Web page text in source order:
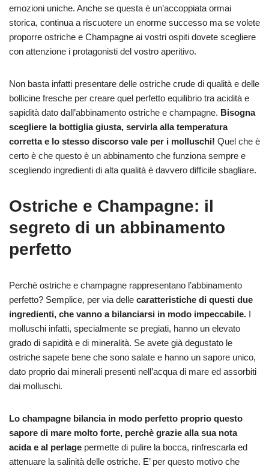
emozioni uniche. Anche se questa è un’accoppiata ormai
storica, continua a riscuotere un enorme successo ma se volete
proporre ostriche e Champagne ai vostri ospiti dovete scegliere
con attenzione i protagonisti del vostro aperitivo.
Non basta infatti presentare delle ostriche crude di qualità e delle
bollicine fresche per creare quel perfetto equilibrio tra acidità e
sapidità dato dall’abbinamento ostriche e champagne. Bisogna
scegliere la bottiglia giusta, servirla alla temperatura
corretta e lo stesso discorso vale per i molluschi! Quel che è
certo è che questo è un abbinamento che funziona sempre e
scegliendo ingredienti di alta qualità è davvero difficile sbagliare.
Ostriche e Champagne: il
segreto di un abbinamento
perfetto
Perchè ostriche e champagne rappresentano l’abbinamento
perfetto? Semplice, per via delle caratteristiche di questi due
ingredienti, che vanno a bilanciarsi in modo impeccabile. I
molluschi infatti, specialmente se pregiati, hanno un elevato
grado di sapidità e di mineralità. Se avete già degustato le
ostriche sapete bene che sono salate e hanno un sapore unico,
dato proprio dai minerali presenti nell’acqua di mare ed assorbiti
dai molluschi.
Lo champagne bilancia in modo perfetto proprio questo
sapore di mare molto forte, perchè grazie alla sua nota
acida e al perlage permette di pulire la bocca, rinfrescarla ed
attenuare la salinità delle ostriche. E’ per questo motivo che